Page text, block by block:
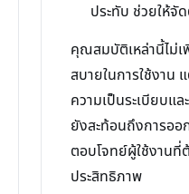
ประทับ ช่วยให้จั
คุณสมบัติเหล่านี้ไม่
สบายในการใช้งาน
ความเป็นระเบียบแ
ยังสะท้อนถึงการอ
ตอบโจทย์ผู้ใช้งานที่
ประสิทธิภาพ